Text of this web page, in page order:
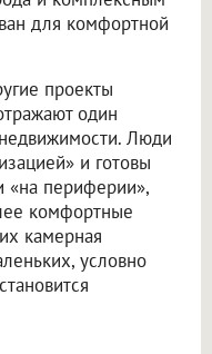
для комфортной
проекты
один
Люди
и готовы
«на периферии»,
комфортные
камерная
условно